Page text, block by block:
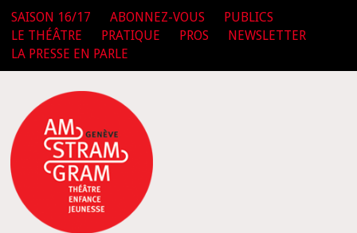
SAISON 16/17 ABONNEZ-VOUS
PUBLICS
LE THÉÂTRE
PRATIQUE PROS
NEWSLETTER
LA PRESSE EN PARLE